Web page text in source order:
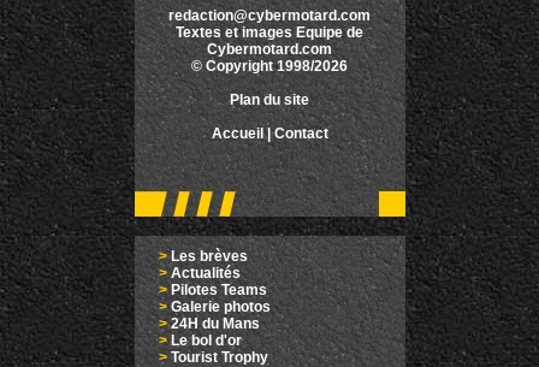
redaction@cybermotard.com
Textes et images Equipe de
Cybermotard.com
© Copyright 1998/2026
Plan du site
Accueil |Contact
>Les brèves
> Actualités
> Pilotes Teams
>Galerie photos
>24H du Mans
>Le bol d'or
> Tourist Trophy